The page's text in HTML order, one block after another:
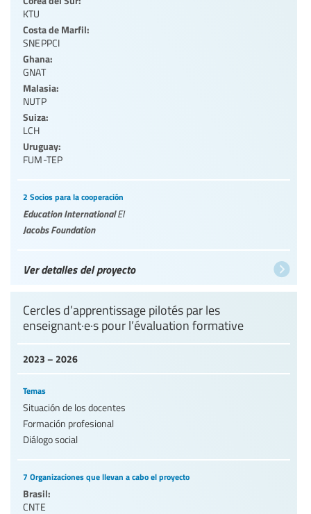
KTU
Costa de Marfil:
SNEPPCI
Ghana:
GNAT
Malasia:
NUTP
Suiza:
LCH
Uruguay:
FUM-TEP
2 Socios para la cooperación
Education InternationalEI
Jacobs Foundation
Ver detalles del proyecto
2023 – 2026
Cercles d’apprentissage pilotés par les
enseignant·e·s pour l’évaluation formative
Temas
Situación de los docentes
Formación profesional
Diálogo social
7 Organizaciones que llevan a cabo el proyecto
Brasil:
CNTE